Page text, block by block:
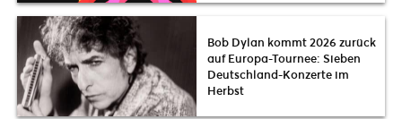
Bob Dylan kommt 2026 zurück
auf Europa-Tournee: Sieben
Deutschland-Konzerte im
Herbst